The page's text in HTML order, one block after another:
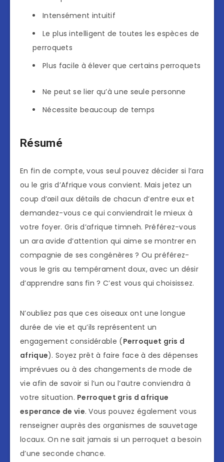
Intensément intuitif
Le plus intelligent de toutes les espèces de
perroquets
Plus facile à élever que certains perroquets
Ne peut se lier qu’à une seule personne
Nécessite beaucoup de temps
Résumé
En fin de compte, vous seul pouvez décider si l’ara
ou le gris d’Afrique vous convient. Mais jetez un
coup d’œil aux détails de chacun d’entre eux et
demandez-vous ce qui conviendrait le mieux à
votre foyer. Gris d’afrique timneh. Préférez-vous
un ara avide d’attention qui aime se montrer en
compagnie de ses congénères ? Ou préférez-
vous le gris au tempérament doux, avec un désir
d’apprendre sans fin ? C’est vous qui choisissez.
N’oubliez pas que ces oiseaux ont une longue
durée de vie et qu’ils représentent un
engagement considérable (Perroquet gris d
afrique). Soyez prêt à faire face à des dépenses
imprévues ou à des changements de mode de
vie afin de savoir si l’un ou l’autre conviendra à
votre situation. Perroquet gris d afrique
esperance de vie. Vous pouvez également vous
renseigner auprès des organismes de sauvetage
locaux. On ne sait jamais si un perroquet a besoin
d’une seconde chance.